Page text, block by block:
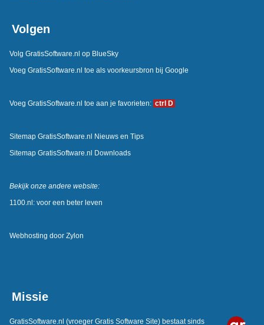
Volgen
Volg GratisSoftware.nl op BlueSky
Voeg GratisSoftware.nl toe als voorkeursbron bij Google
Voeg GratisSoftware.nl toe aan je favorieten: ctrl D
Sitemap GratisSoftware.nl Nieuws en Tips
Sitemap GratisSoftware.nl Downloads
Bekijk onze andere website:
1100.nl: voor een beter leven
Webhosting door Zylon
Missie
GratisSoftware.nl (vroeger Gratis Software Site) bestaat sinds